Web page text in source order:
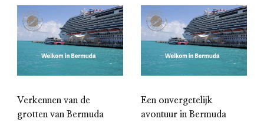
Verkennen van de
grotten van Bermuda
Een onvergetelijk
avontuur in Bermuda